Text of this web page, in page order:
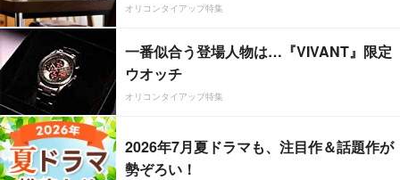
オリコンタイアップ特集
一番似合う登場人物は…『VIVANT』限定
ウオッチ
オリコンタイアップ特集
2026年7月夏ドラマも、注目作＆話題作が
勢ぞろい！